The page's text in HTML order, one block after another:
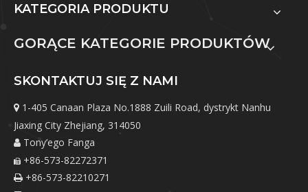
KATEGORIA PRODUKTU
GORĄCE KATEGORIE PRODUKTÓW
SKONTAKTUJ SIĘ Z NAMI
 1-405 Canaan Plaza No.1888 Zuili Road, dystrykt Nanhu
Jiaxing City Zhejiang, 314050
 Tony’ego Fanga
 +86-573-82272371
 +86-573-82210271